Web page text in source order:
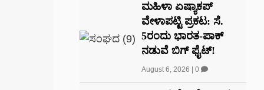
ಮಹಿಳಾ ಏಷ್ಯಾಕಪ್
ವೇಳಾಪಟ್ಟಿ ಪ್ರಕಟ: ಸೆ.
5ರಂದು ಭಾರತ-ಪಾಕ್‌
ನಡುವೆ ಬಿಗ್ ಫೈಟ್!
August 6, 2026 0